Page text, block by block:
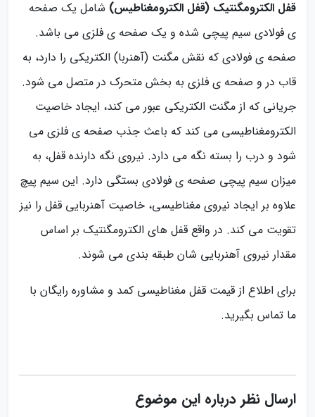
قفل الکترومگنتیک (قفل الکترومغناطیس) شامل یک صفحه
ی فولادی سیم پیچی شده و یک صفحه ی فلزی می باشد.
صفحه ی فولادی که نقش مگنت (آهنربا) الکتریکی را دارد، به
قاب در و صفحه ی فلزی به بخش متحرک در متصل می شود.
جریانی که از مگنت الکتریکی عبور می کند، ایجاد خاصیت
الکترومغناطیسی می کند که باعث جذب صفحه ی فلزی می
شود و درب را بسته نگه می دارد. نیروی نگه دارنده قفل، به
میزان سیم پیچی صفحه ی فولادی بستگی دارد. این سیم پیچ
علاوه بر ایجاد نیروی مغناطیسی، خاصیت آهنربایی قفل را نیز
تقویت می کند. در واقع قفل های الکترومگنتیک بر اساس
مقدار نیروی آهنربایی شان طبقه بندی می شوند.
برای اطلاع از قیمت قفل مغناطیسی کمد و مشاوره رایگان با
ما تماس بگیرید.
ارسال نظر درباره این موضوع